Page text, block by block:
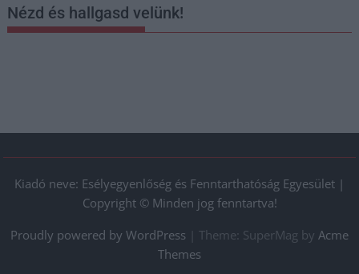
Nézd és hallgasd velünk!
Kiadó neve: Esélyegyenlőség és Fenntarthatóság Egyesület |
Copyright © Minden jog fenntartva!
Proudly powered by WordPress
Theme: SuperMag by Acme
Themes